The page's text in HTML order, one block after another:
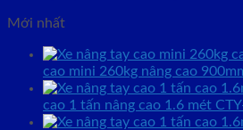
Mới nhất
cao mini 260kg nâng cao
cao 1 tấn nâng cao 1.6 mét